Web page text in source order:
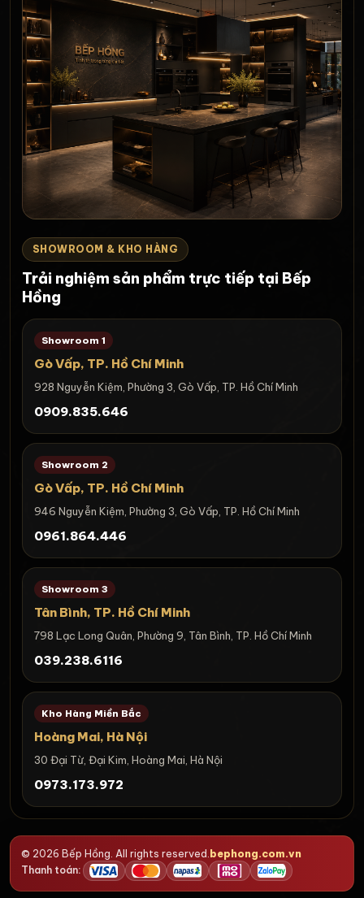
SHOWROOM & KHO HÀNG
Trải nghiệm sản phẩm trực tiếp tại Bếp
Hồng
Showroom 1
Gò Vấp, TP. Hồ Chí Minh
928 Nguyễn Kiệm, Phường 3, Gò Vấp, TP. Hồ Chí Minh
0909.835.646
Showroom 2
Gò Vấp, TP. Hồ Chí Minh
946 Nguyễn Kiệm, Phường 3, Gò Vấp, TP. Hồ Chí Minh
0961.864.446
Showroom 3
Tân Bình, TP. Hồ Chí Minh
798 Lạc Long Quân, Phường 9, Tân Bình, TP. Hồ Chí Minh
039.238.6116
Kho Hàng Miền Bắc
Hoàng Mai, Hà Nội
30 Đại Từ, Đại Kim, Hoàng Mai, Hà Nội
0973.173.972
© 2026 Bếp Hồng. All rights reserved. bephong.com.vn
Thanh toán: